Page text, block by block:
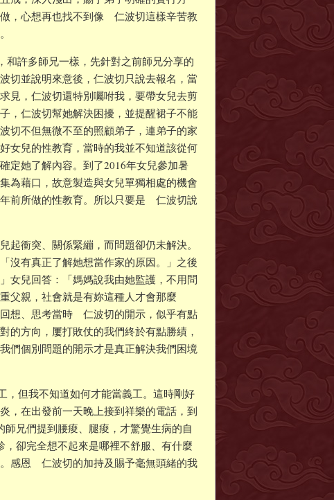
，心想再也找不到像 仁波切這樣辛苦教
許多師兄一樣，先針對之前師兄分享的
切並說明來意後，仁波切只說去報名，當
見，仁波切還特別囑咐我，要帶女兒去剪
，仁波切幫她解決困擾，並提醒裙子不能
切不但無微不至的照顧弟子，連弟子的家
兒的性教育，當時的我並不知道該從何
她了解內容。到了2016年女兒參加暑
為藉口，故意製造與女兒單獨相處的機會
前所做的性教育。所以只要是 仁波切說
衝突、關係緊繃，而問題卻仍未解決。
沒有真正了解她想當作家的原因。」之後
女兒回答：「媽媽說我由她監護，不用問
父親，社會就是有妳這種人才會那麼
想、思考當時 仁波切的開示，似乎有點
的方向，屢打敗仗的我們終於有點勝績，
個別問題的開示才是真正解決我們困境
，但我不知道如何才能當義工。這時剛好
，在出發前一天晚上接到祥樂的電話，到
兄們提到腰痠、腿痠，才驚覺生病的自
卻完全想不起來是哪裡不舒服、有什麼
感恩 仁波切的加持及賜予毫無頭緒的我